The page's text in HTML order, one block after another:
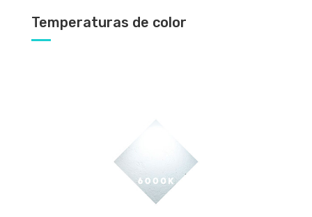
Temperaturas de color